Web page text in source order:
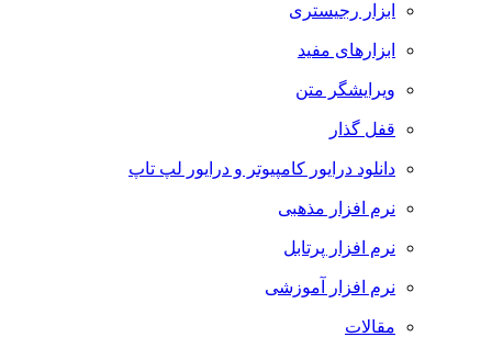
ابزار رجیستری
ابزارهای مفید
ویرایشگر متن
قفل گذار
دانلود درایور کامپیوتر و درایور لپ تاپ
نرم افزار مذهبی
نرم افزار پرتابل
نرم افزار آموزشی
مقالات